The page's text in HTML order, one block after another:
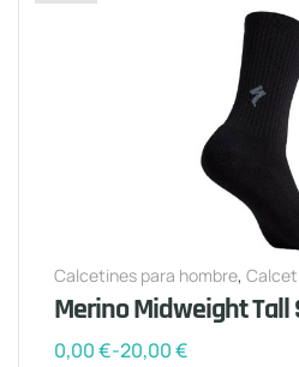
Calcetines para hombre,
Merino Midweight Tall
0,00€-20,00€